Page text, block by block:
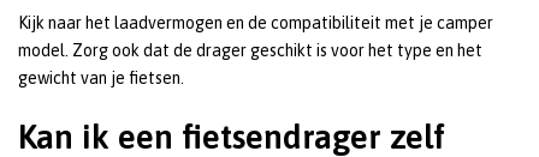
Kijk naar het laadvermogen en de compatibiliteit met je camper
model. Zorg ook dat de drager geschikt is voor het type en het
gewicht van je fietsen.
Kan ik een fietsendrager zelf